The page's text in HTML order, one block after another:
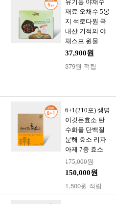
유기농 야채수
재료 오채수 5봉
지 석로다원 국
내산 기적의 야
채스프 원물
37,900원
379원 적립
6+1(210포) 생명
이깃든효소 탄
수화물 단백질
분해 효소 리파
아제 7종 효소
175,000원
150,000원
1,500원 적립